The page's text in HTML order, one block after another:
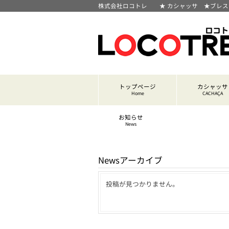
株式会社ロコトレ ★ カシャッサ ★ブレ
トップページ
Home
カシャッサ
CACHAÇA
お知らせ
News
Newsアーカイブ
投稿が見つかりません。